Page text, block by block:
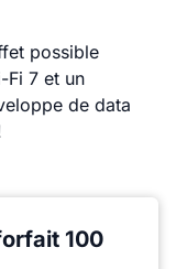
possible
7 et un
de data
100